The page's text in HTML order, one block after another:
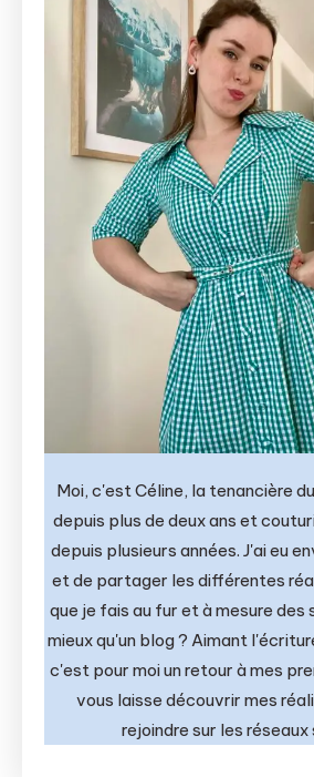
Moi, c'est Céline, la tenancière
depuis plus de deux ans et
depuis plusieurs années. J'ai eu
et de partager les différentes
que je fais au fur et à mesure des
mieux qu'un blog ? Aimant
c'est pour moi un retour à mes
vous laisse découvrir mes
rejoindre sur les réseaux